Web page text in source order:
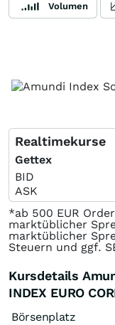
Volumen
Realtimekurse
Gettex
BID
ASK
*ab 500 EUR
marktüblicher
marktüblicher
Steuern und ggf.
Kursdetails
INDEX EURO
Börsenplatz